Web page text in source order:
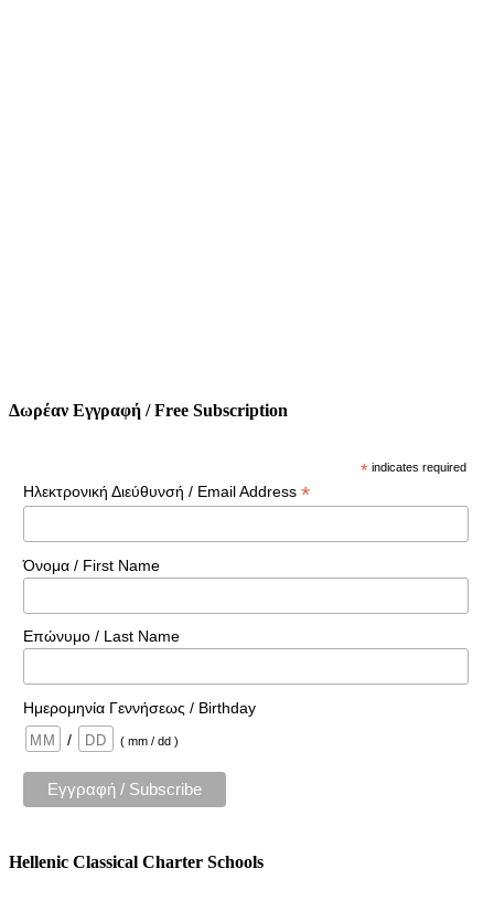
Δωρέαν Εγγραφή / Free Subscription
* indicates required
Ηλεκτρονική Διεύθυνσή / Email Address *
Όνομα / First Name
Επώνυμο / Last Name
Ημερομηνία Γεννήσεως / Birthday
/
( mm / dd )
Hellenic Classical Charter Schools